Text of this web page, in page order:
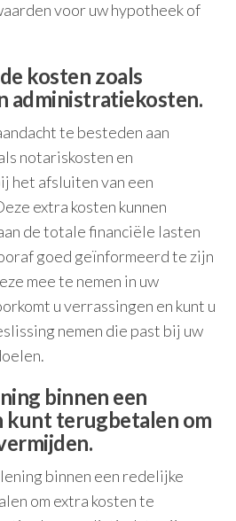
voor uw hypotheek of
kosten zoals
administratiekosten.
te besteden aan
notariskosten en
het afsluiten van een
extra kosten kunnen
de totale financiële lasten
goed geïnformeerd te zijn
mee te nemen in uw
u verrassingen en kunt u
nemen die past bij uw
binnen een
kunt terugbetalen om
binnen een redelijke
om extra kosten te